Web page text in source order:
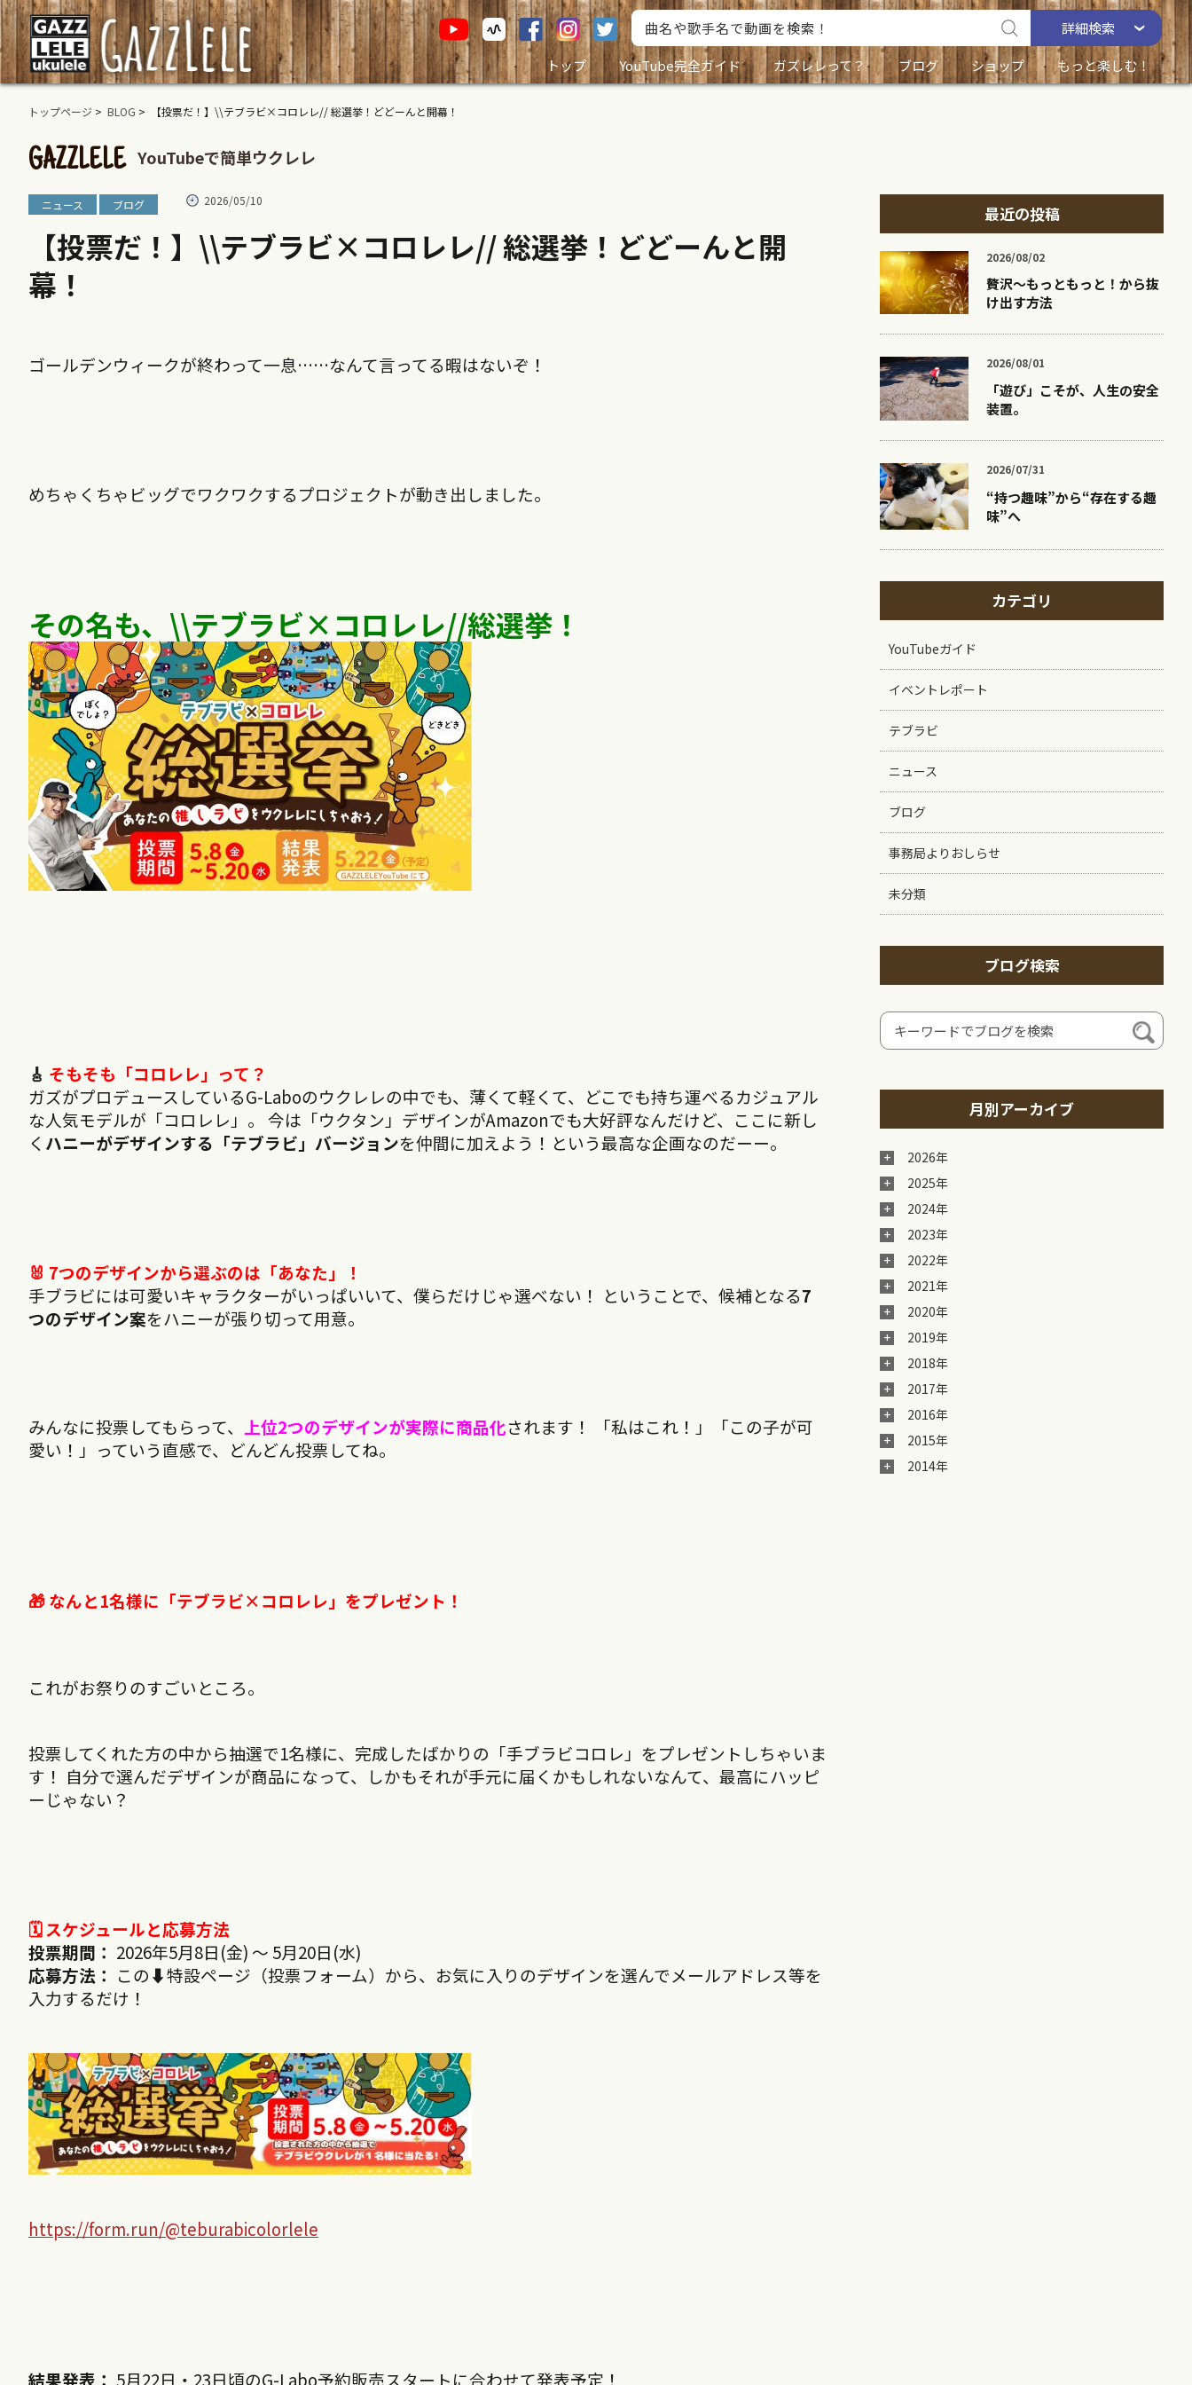
詳細検索
トップ
YouTube完全ガイド ガズレレって？ ブログ ショップ もっと楽しむ！
トップページ > BLOG > 【投票だ！】\\テブラビ×コロレレ// 総選挙！どどーんと開幕！
GAZZLELE YouTubeで簡単ウクレレ
ニュース ブログ 2026/05/10
【投票だ！】\\テブラビ×コロレレ// 総選挙！どどーんと開
幕！
ゴールデンウィークが終わって一息……なんて言ってる暇はないぞ！
めちゃくちゃビッグでワクワクするプロジェクトが動き出しました。
その名も、\\テブラビ×コロレレ//総選挙！
🎸 そもそも「コロレレ」って？
ガズがプロデュースしているG-Laboのウクレレの中でも、薄くて軽くて、どこでも持ち運べるカジュアル
な人気モデルが「コロレレ」。 今は「ウクタン」デザインがAmazonでも大好評なんだけど、ここに新し
く ハニーがデザインする「テブラビ」バージョンを仲間に加えよう！という最高な企画なのだーー。
🐰 7つのデザインから選ぶのは「あなた」！
手ブラビには可愛いキャラクターがいっぱいいて、僕らだけじゃ選べない！ ということで、候補となる7
つのデザイン案をハニーが張り切って用意。
みんなに投票してもらって、 上位2つのデザインが実際に商品化されます！ 「私はこれ！」「この子が可
愛い！」っていう直感で、どんどん投票してね。
🎁 なんと1名様に「テブラビ×コロレレ」をプレゼント！
これがお祭りのすごいところ。
投票してくれた方の中から抽選で1名様に、完成したばかりの「手ブラビコロレ」をプレゼントしちゃいま
す！ 自分で選んだデザインが商品になって、しかもそれが手元に届くかもしれないなんて、最高にハッピ
ーじゃない？
🗓 スケジュールと応募方法
投票期間： 2026年5月8日(金) 〜 5月20日(水)
応募方法： この⬇︎特設ページ（投票フォーム）から、お気に入りのデザインを選んでメールアドレス等を
入力するだけ！
https://form.run/@teburabicolorlele
結果発表： 5月22日・23日頃のG-Labo予約販売スタートに合わせて発表予定！
最近の投稿
2026/08/02
贅沢〜もっともっと！から抜
け出す方法
2026/08/01
「遊び」こそが、人生の安全
装置。
2026/07/31
“持つ趣味”から“存在する趣
味”へ
カテゴリ
YouTubeガイド
イベントレポート
テブラビ
ニュース
ブログ
事務局よりおしらせ
未分類
ブログ検索
月別アーカイブ
2026年
2025年
2024年
2023年
2022年
2021年
2020年
2019年
2018年
2017年
2016年
2015年
2014年